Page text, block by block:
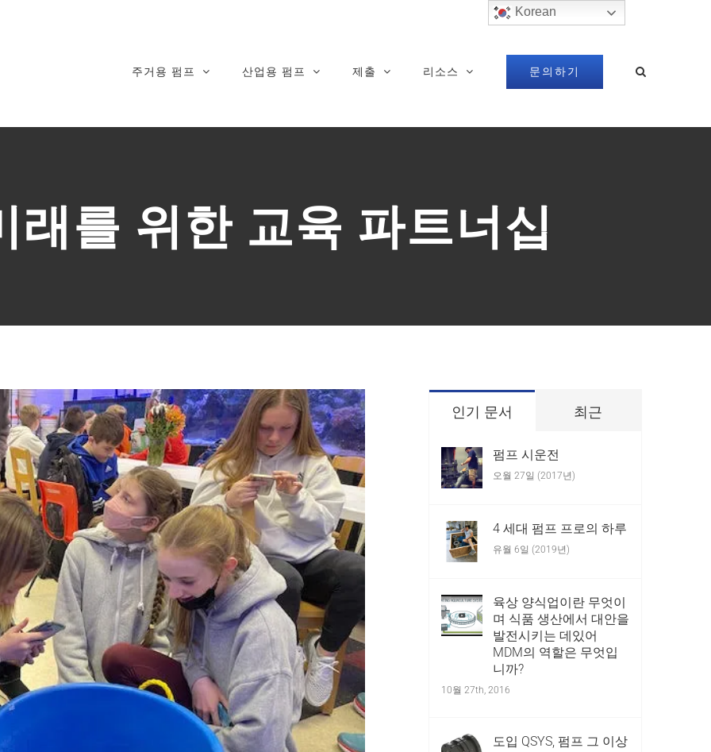
주거용 펌프 산업용 펌프 제출 리소스 문의하기
래를 위한 교육 파트너십
인기 문서 최근
펌프 시운전
오월 27일 (2017년)
4 세대 펌프 프로의 하루
유월 6일 (2019년)
육상 양식업이란 무엇이
며 식품 생산에서 대안을
발전시키는 데있어
MDM의 역할은 무엇입
니까?
10월 27th, 2016
도입 QSYS, 펌프 그 이상
Korean